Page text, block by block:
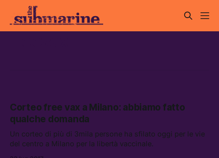
Corteo free vax a Milano: abbiamo fatto
qualche domanda
Un corteo di più di 3mila persone ha sfilato oggi per le vie
del centro a Milano per la libertà vaccinale.